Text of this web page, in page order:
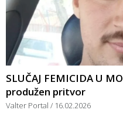
SLUČAJ FEMICIDA U
produžen pritvor
Valter Portal 16.02.2026